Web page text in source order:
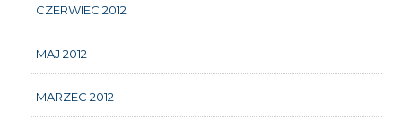
CZERWIEC 2012
MAJ 2012
MARZEC 2012